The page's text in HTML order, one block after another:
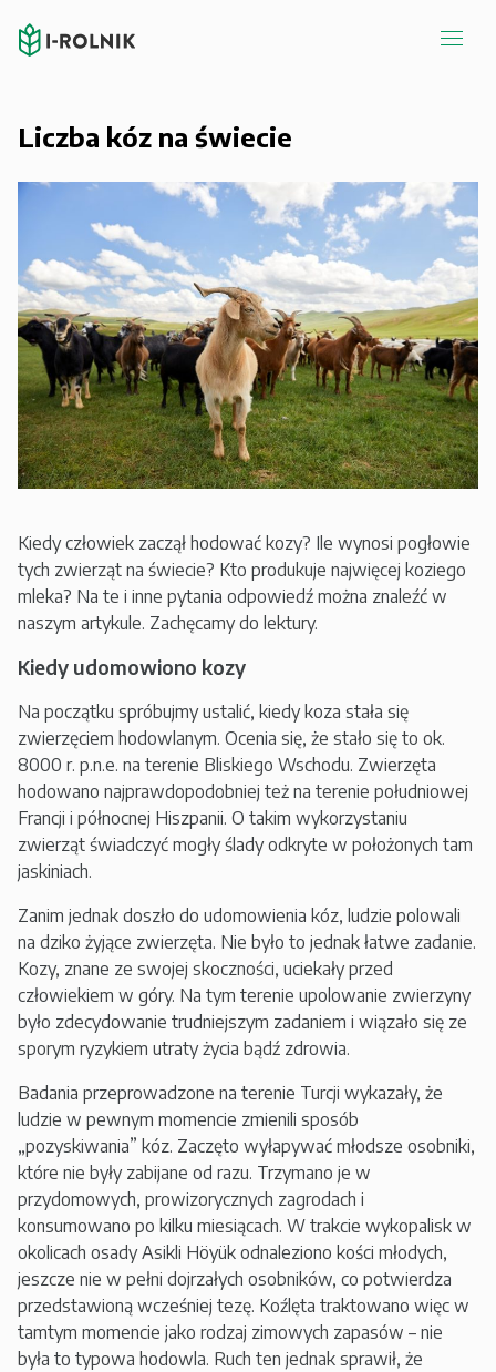
Liczba kóz na świecie
Kiedy człowiek zaczął hodować kozy? Ile wynosi pogłowie
tych zwierząt na świecie? Kto produkuje najwięcej koziego
mleka? Na te i inne pytania odpowiedź można znaleźć w
naszym artykule. Zachęcamy do lektury.
Kiedy udomowiono kozy
Na początku spróbujmy ustalić, kiedy koza stała się
zwierzęciem hodowlanym. Ocenia się, że stało się to ok.
8000 r. p.n.e. na terenie Bliskiego Wschodu. Zwierzęta
hodowano najprawdopodobniej też na terenie południowej
Francji i północnej Hiszpanii. O takim wykorzystaniu
zwierząt świadczyć mogły ślady odkryte w położonych tam
jaskiniach.
Zanim jednak doszło do udomowienia kóz, ludzie polowali
na dziko żyjące zwierzęta. Nie było to jednak łatwe zadanie.
Kozy, znane ze swojej skoczności, uciekały przed
człowiekiem w góry. Na tym terenie upolowanie zwierzyny
było zdecydowanie trudniejszym zadaniem i wiązało się ze
sporym ryzykiem utraty życia bądź zdrowia.
Badania przeprowadzone na terenie Turcji wykazały, że
ludzie w pewnym momencie zmienili sposób
„pozyskiwania” kóz. Zaczęto wyłapywać młodsze osobniki,
które nie były zabijane od razu. Trzymano je w
przydomowych, prowizorycznych zagrodach i
konsumowano po kilku miesiącach. W trakcie wykopalisk w
okolicach osady Asikli Höyük odnaleziono kości młodych,
jeszcze nie w pełni dojrzałych osobników, co potwierdza
przedstawioną wcześniej tezę. Koźlęta traktowano więc w
tamtym momencie jako rodzaj zimowych zapasów – nie
była to typowa hodowla. Ruch ten jednak sprawił, że